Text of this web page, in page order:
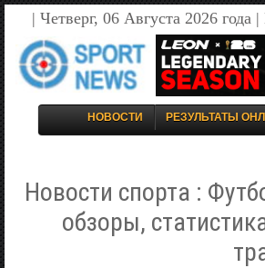
| Четверг, 06 Августа 2026 года
НОВОСТИ РЕЗУЛЬТАТЫ
Новости спорта :
обзоры,